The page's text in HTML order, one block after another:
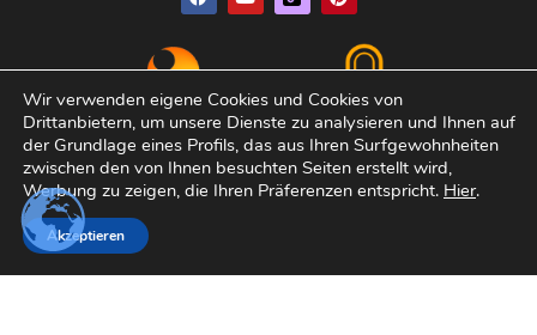
c
b
o
o
k
u
b
e
n
e
r
e
s
t
Copyright© 2026 Varobath | Erledigt von:
Wir verwenden eigene Cookies und Cookies von
Drittanbietern, um unsere Dienste zu analysieren und Ihnen auf
der Grundlage eines Profils, das aus Ihren Surfgewohnheiten
zwischen den von Ihnen besuchten Seiten erstellt wird,
Werbung zu zeigen, die Ihren Präferenzen entspricht. Hier.
Akzeptieren